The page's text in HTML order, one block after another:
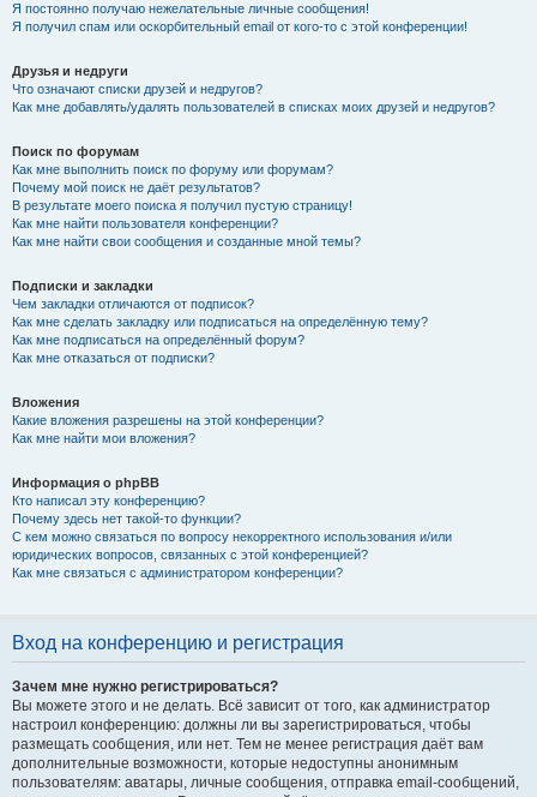
Я постоянно получаю нежелательные личные сообщения!
Я получил спам или оскорбительный email от кого-то с этой конференции!
Друзья и недруги
Что означают списки друзей и недругов?
Как мне добавлять/удалять пользователей в списках моих друзей и недругов?
Поиск по форумам
Как мне выполнить поиск по форуму или форумам?
Почему мой поиск не даёт результатов?
В результате моего поиска я получил пустую страницу!
Как мне найти пользователя конференции?
Как мне найти свои сообщения и созданные мной темы?
Подписки и закладки
Чем закладки отличаются от подписок?
Как мне сделать закладку или подписаться на определённую тему?
Как мне подписаться на определённый форум?
Как мне отказаться от подписки?
Вложения
Какие вложения разрешены на этой конференции?
Как мне найти мои вложения?
Информация о phpBB
Кто написал эту конференцию?
Почему здесь нет такой-то функции?
С кем можно связаться по вопросу некорректного использования и/или
юридических вопросов, связанных с этой конференцией?
Как мне связаться с администратором конференции?
Вход на конференцию и регистрация
Зачем мне нужно регистрироваться?
Вы можете этого и не делать. Всё зависит от того, как администратор
настроил конференцию: должны ли вы зарегистрироваться, чтобы
размещать сообщения, или нет. Тем не менее регистрация даёт вам
дополнительные возможности, которые недоступны анонимным
пользователям: аватары, личные сообщения, отправка email-сообщений,